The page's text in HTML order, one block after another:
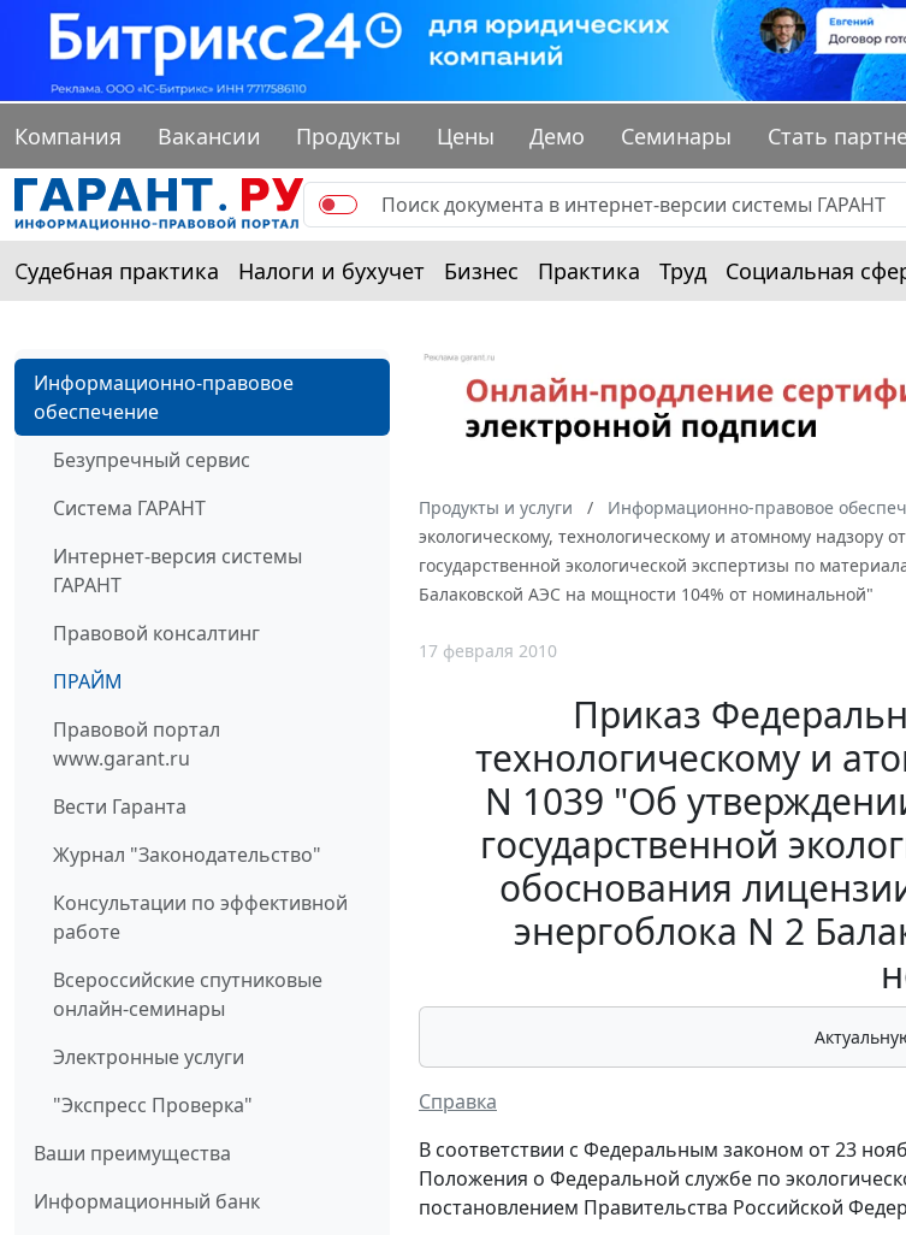
Компания Вакансии Продукты Цены Демо Семинары Стать
Судебная практика Налоги и бухучет Бизнес Практика Труд Социальная
Информационно-правовое
обеспечение
Безупречный сервис
Система ГАРАНТ
Интернет-версия системы
ГАРАНТ
Правовой консалтинг
ПРАЙМ
Правовой портал
www.garant.ru
Вести Гаранта
Журнал "Законодательство"
Консультации по эффективной
работе
Всероссийские спутниковые
онлайн-семинары
Электронные услуги
"Экспресс Проверка"
Ваши преимущества
Информационный банк
Продукты и услуги Информационно-правовое
экологическому, технологическому и атомному надзору
государственной экологической экспертизы по
Балаковской АЭС на мощности 104% от номинальной"
17 февраля 2010
Приказ
технологическому и
N 1039 "Об
государственной
обоснования
энергоблока N 2
Справка
В соответствии с Федеральным законом от 23
Положения о Федеральной службе по
постановлением Правительства Российской